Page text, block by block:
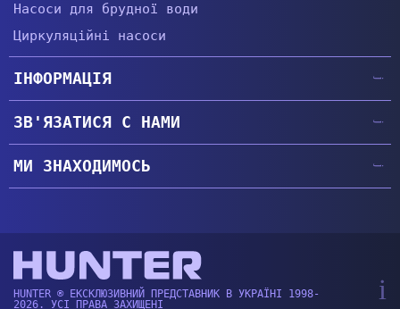
Насоси для брудної води
Циркуляційні насоси
ІНФОРМАЦІЯ
Доставка та оплата
Про компанію
ЗВ'ЯЗАТИСЯ С НАМИ
+38 (067) 474-66-44
+38 (050) 474-66-44
hunter.ukraine@ukr.net
МИ ЗНАХОДИМОСЬ
м. Харків, проспект Гагаріна, 127а
Ми працюємо: ПН-НД, з 9:00 до 20:00
HUNTER ® ЕКСКЛЮЗИВНИЙ ПРЕДСТАВНИК В УКРАЇНІ 1998-
2026. УСІ ПРАВА ЗАХИЩЕНІ